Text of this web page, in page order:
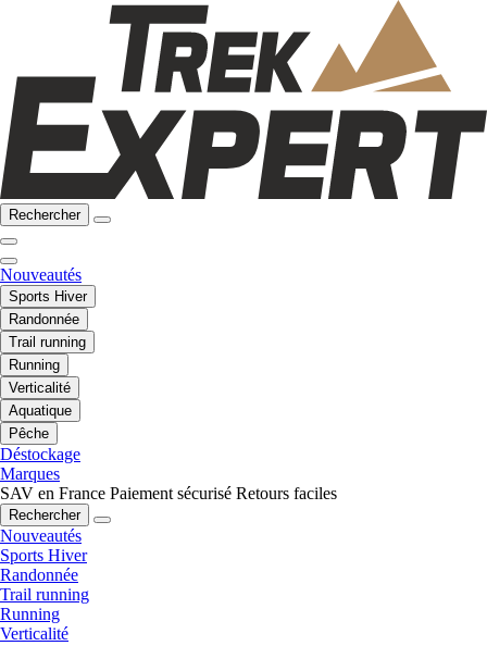
Rechercher
Nouveautés
Sports Hiver
Randonnée
Trail running
Running
Verticalité
Aquatique
Pêche
Déstockage
Marques
SAV en France Paiement sécurisé Retours faciles
Rechercher
Nouveautés
Sports Hiver
Randonnée
Trail running
Running
Verticalité